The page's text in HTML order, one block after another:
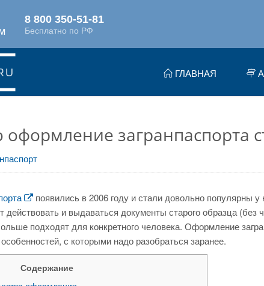
ГЛАВНАЯ
загранпаспорта
появились в 2006 году и стали довольно популярны у
и выдаваться документы старого образца (без
подходят для конкретного человека. Оформление
с которыми надо разобраться заранее.
Содержание